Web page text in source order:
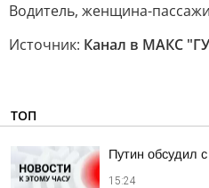
Водитель, женщина-
Источник: Канал в МАКС
ТОП
Путин обсудил
15:24